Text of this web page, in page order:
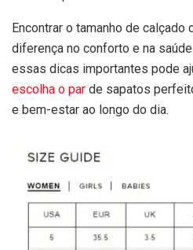
Encontrar o tamanho de
diferença no conforto e na
essas dicas importantes pode
escolha o par de sapatos
e bem-estar ao longo do dia.